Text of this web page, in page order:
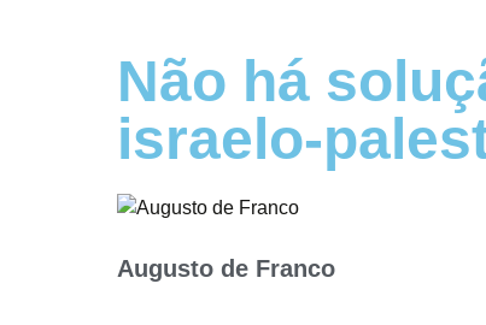
Não há
israelo-
Augusto de Franco